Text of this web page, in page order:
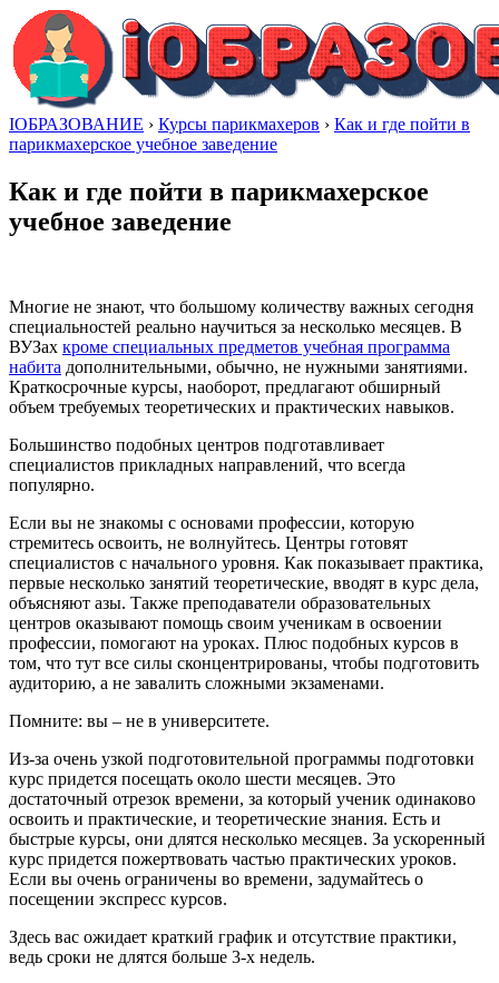
IОБРАЗОВАНИЕ › Курсы парикмахеров › Как и где пойти в
парикмахерское учебное заведение
Как и где пойти в парикмахерское
учебное заведение
Многие не знают, что большому количеству важных сегодня
специальностей реально научиться за несколько месяцев. В
ВУЗах кроме специальных предметов учебная программа
набита дополнительными, обычно, не нужными занятиями.
Краткосрочные курсы, наоборот, предлагают обширный
объем требуемых теоретических и практических навыков.
Большинство подобных центров подготавливает
специалистов прикладных направлений, что всегда
популярно.
Если вы не знакомы с основами профессии, которую
стремитесь освоить, не волнуйтесь. Центры готовят
специалистов с начального уровня. Как показывает практика,
первые несколько занятий теоретические, вводят в курс дела,
объясняют азы. Также преподаватели образовательных
центров оказывают помощь своим ученикам в освоении
профессии, помогают на уроках. Плюс подобных курсов в
том, что тут все силы сконцентрированы, чтобы подготовить
аудиторию, а не завалить сложными экзаменами.
Помните: вы – не в университете.
Из-за очень узкой подготовительной программы подготовки
курс придется посещать около шести месяцев. Это
достаточный отрезок времени, за который ученик одинаково
освоить и практические, и теоретические знания. Есть и
быстрые курсы, они длятся несколько месяцев. За ускоренный
курс придется пожертвовать частью практических уроков.
Если вы очень ограничены во времени, задумайтесь о
посещении экспресс курсов.
Здесь вас ожидает краткий график и отсутствие практики,
ведь сроки не длятся больше 3-х недель.